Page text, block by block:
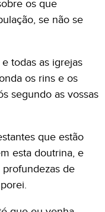
os que
se não se
todas as igrejas
os rins e os
segundo as vossas
que estão
esta doutrina, e
de